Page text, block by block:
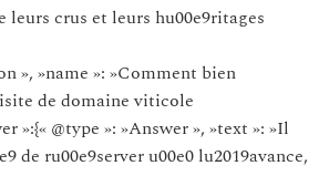
leurs crus et leurs hu00e9ritages
», »name »: »Comment bien
de domaine viticole
»:{« @type »: »Answer », »text »: »Il
de ru00e9server u00e0 lu2019avance,